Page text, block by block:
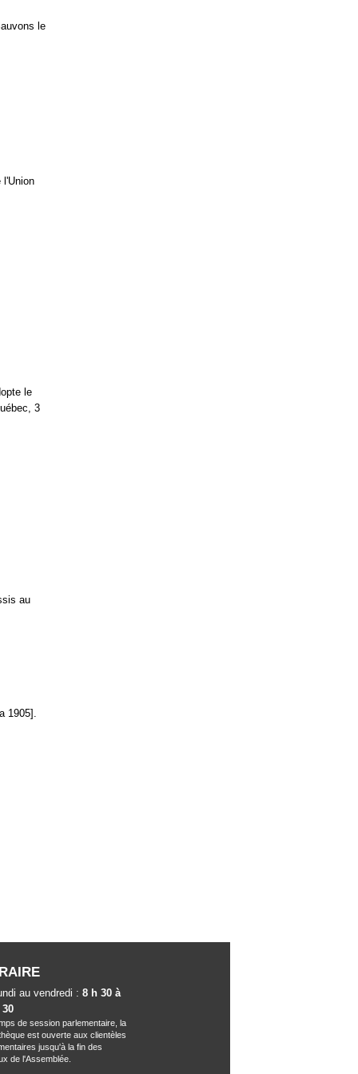
le
l'Union
le
3
au
1905].
au vendredi :8 h 30 à
30
de session parlementaire, la
est ouverte aux clientèles
jusqu'à la fin des
de l'Assemblée.